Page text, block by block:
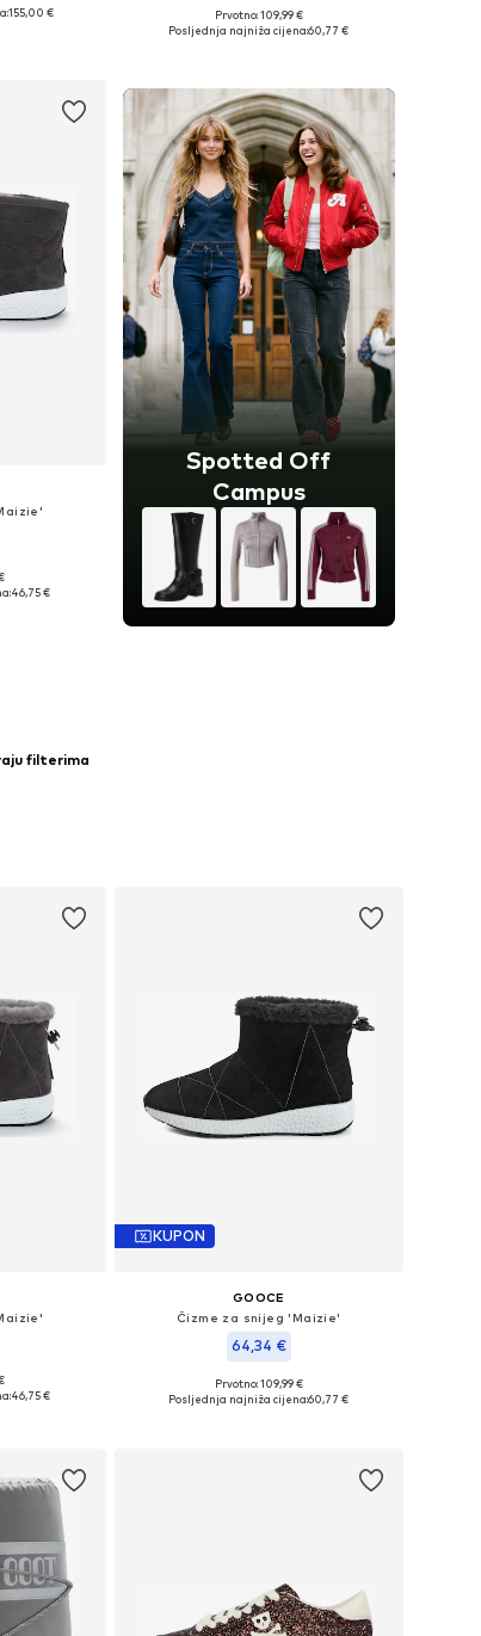
39, 40
155,00 €
Dostupne veličine: 38, 40, 41
Prvotno: 109,99 €
Posljednja najniža cijena:60,77 €
37, 40
46,75 €
Spotted Off
Campus
filterima
38, 39, 41
46,75 €
KUPON
GOOCE
Čizme za snijeg 'Maizie'
64,34 €
Dostupne veličine: 38, 40, 41
Prvotno: 109,99 €
Posljednja najniža cijena:60,77 €